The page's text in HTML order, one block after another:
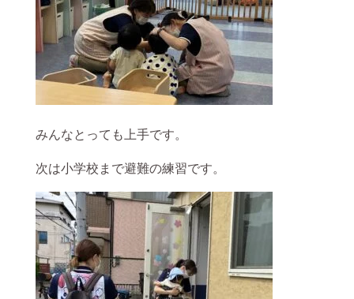
みんなとっても上手です。
次は小学校まで避難の練習です。